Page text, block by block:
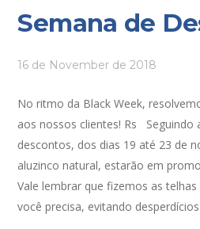
Semana de
16 de November de 2018
No ritmo da Black Week,
aos nossos clientes! Rs Seguindo
descontos, dos dias 19 até 23 de
aluzinco natural, estarão em
Vale lembrar que fizemos as
você precisa, evitando